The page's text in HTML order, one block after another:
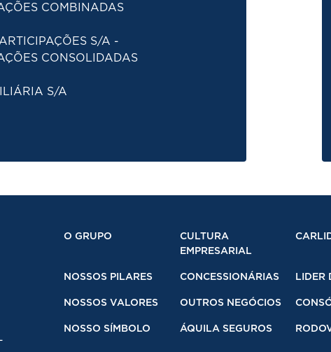
COMBINADAS
S/A -
CONSOLIDADAS
S/A
O GRUPO
NOSSOS PILARES
NOSSOS VALORES
NOSSO SÍMBOLO
CULTURA
EMPRESARIAL
CONCESSIONÁRIAS
OUTROS NEGÓCIOS
ÁQUILA SEGUROS
LIDER